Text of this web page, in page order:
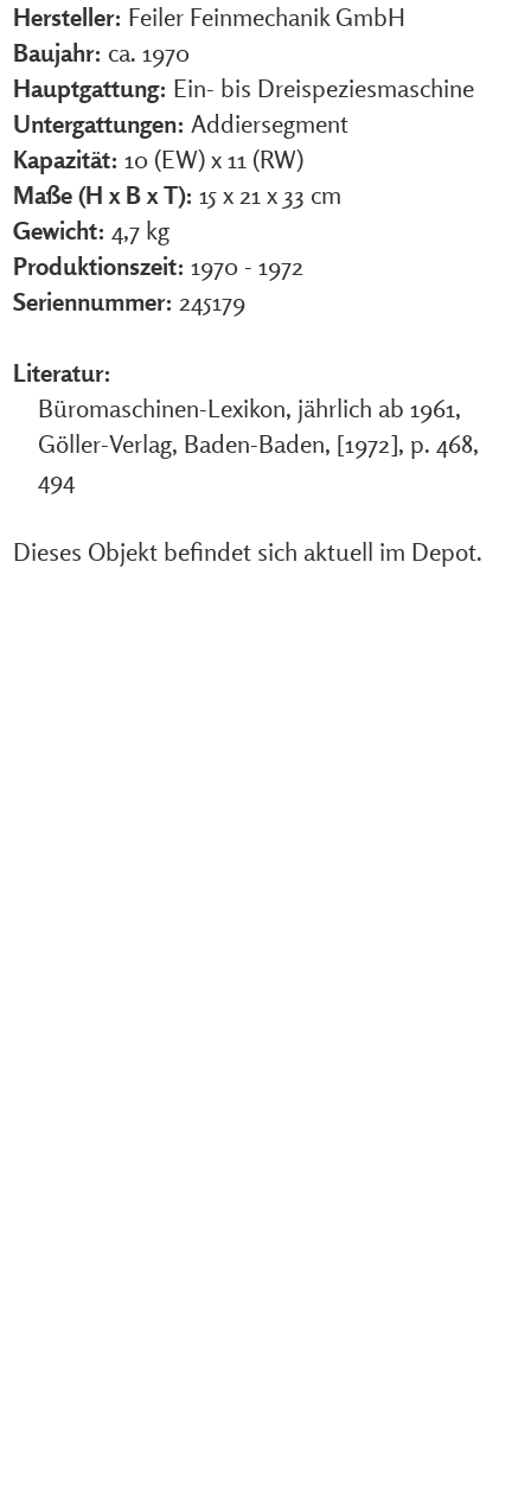
Hersteller: Feiler Feinmechanik GmbH
Baujahr: ca. 1970
Hauptgattung: Ein- bis Dreispeziesmaschine
Untergattungen: Addiersegment
Kapazität: 10 (EW) x 11 (RW)
Maße (H x B x T): 15 x 21 x 33 cm
Gewicht: 4,7 kg
Produktionszeit: 1970 - 1972
Seriennummer: 245179
Literatur:
Büromaschinen-Lexikon, jährlich ab 1961,
Göller-Verlag, Baden-Baden, [1972], p. 468,
494
Dieses Objekt befindet sich aktuell im Depot.